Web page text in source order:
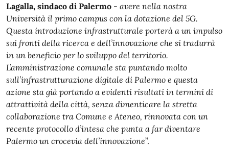
Lagalla, sindaco di Palermo - avere nella nostra
Università il primo campus con la dotazione del 5G.
Questa introduzione infrastrutturale porterà a un impulso
sui fronti della ricerca e dell’innovazione che si tradurrà
in un beneficio per lo sviluppo del territorio.
L’amministrazione comunale sta puntando molto
sull’infrastrutturazione digitale di Palermo e questa
azione sta già portando a evidenti risultati in termini di
attrattività della città, senza dimenticare la stretta
collaborazione tra Comune e Ateneo, rinnovata con un
recente protocollo d’intesa che punta a far diventare
Palermo un crocevia dell’innovazione”.